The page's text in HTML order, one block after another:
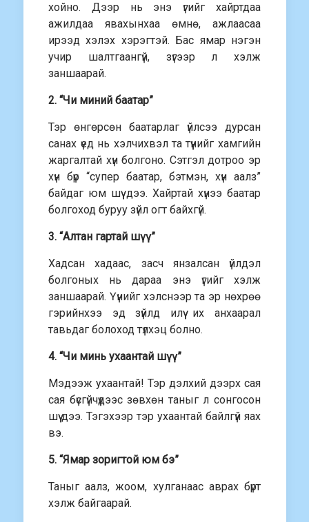
хойно. Дээр нь энэ үгийг хайртдаа
ажилдаа явахынхаа өмнө, ажлаасаа
ирээд хэлэх хэрэгтэй. Бас ямар нэгэн
учир шалтгаангүй, зүгээр л хэлж
заншаарай.
2. “Чи миний баатар”
Тэр өнгөрсөн баатарлаг үйлсээ дурсан
санах үед нь хэлчихвэл та түүнийг хамгийн
жаргалтай хүн болгоно. Сэтгэл дотроо эр
хүн бүр “супер баатар, бэтмэн, хүн аалз”
байдаг юм шүү дээ. Хайртай хүнээ баатар
болгоход буруу зүйл огт байхгүй.
3. “Алтан гартай шүү”
Хадсан хадаас, засч янзалсан үйлдэл
болгоных нь дараа энэ үгийг хэлж
заншаарай. Үүнийг хэлснээр та эр нөхрөө
гэрийнхээ эд зүйлд илүү их анхаарал
тавьдаг болоход түлхэц болно.
4. “Чи минь ухаантай шүү”
Мэдээж ухаантай! Тэр дэлхий дээрх сая
сая бүсгүйчүүдээс зөвхөн таныг л сонгосон
шүү дээ. Тэгэхээр тэр ухаантай байлгүй яах
вэ.
5. “Ямар зоригтой юм бэ”
Таныг аалз, жоом, хулганаас аврах бүрт
хэлж байгаарай.